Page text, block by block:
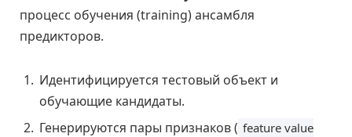
процесс обучения (training) ансамбля
предикторов.
Идентифицируется тестовый объект и
обучающие кандидаты.
Генерируются пары признаков ( feature value